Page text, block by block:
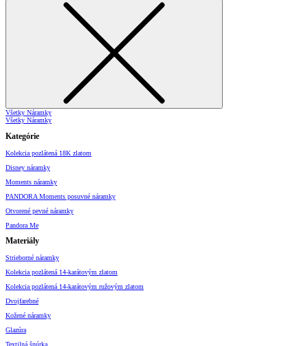
Všetky Náramky
Všetky Náramky
Kategórie
Kolekcia pozlátená 18K zlatom
Disney náramky
Moments náramky
PANDORA Moments posuvné náramky
Otvorené pevné náramky
Pandora Me
Materiály
Strieborné náramky
Kolekcia pozlátená 14-karátovým zlatom
Kolekcia pozlátená 14-karátovým ružovým zlatom
Dvojfarebné
Kožené náramky
Glazúra
Textilná šnúrka